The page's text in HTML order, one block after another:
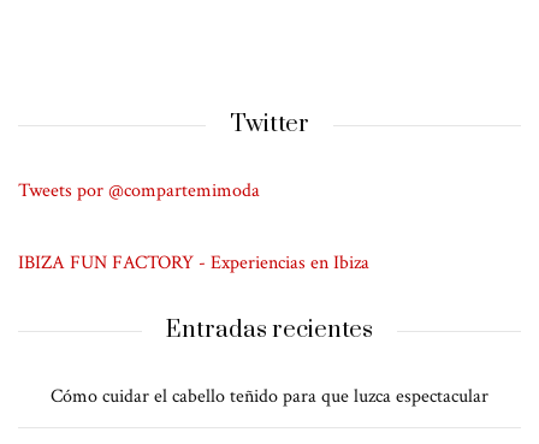
Twitter
Tweets por @compartemimoda
IBIZA FUN FACTORY - Experiencias en Ibiza
Entradas recientes
Cómo cuidar el cabello teñido para que luzca espectacular